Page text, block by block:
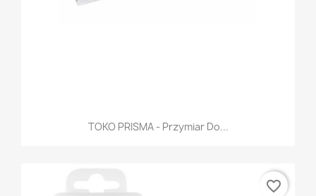
TOKO PRISMA - Przymiar Do...
favorite_border